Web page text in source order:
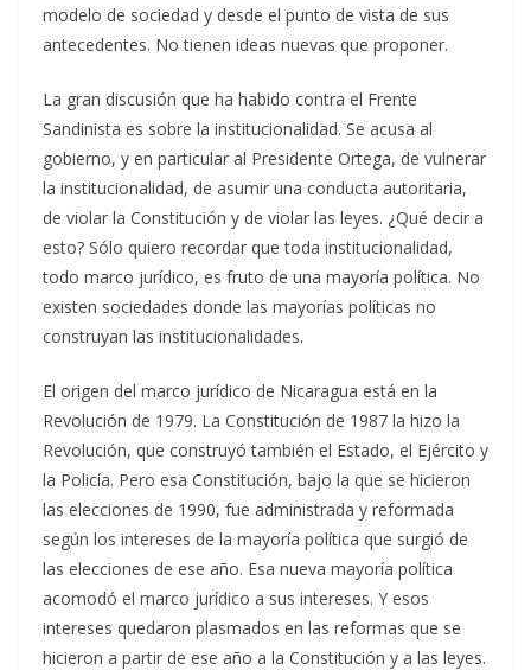
modelo de sociedad y desde el punto de vista de sus
antecedentes. No tienen ideas nuevas que proponer.
La gran discusión que ha habido contra el Frente
Sandinista es sobre la institucionalidad. Se acusa al
gobierno, y en particular al Presidente Ortega, de vulnerar
la institucionalidad, de asumir una conducta autoritaria,
de violar la Constitución y de violar las leyes. ¿Qué decir a
esto? Sólo quiero recordar que toda institucionalidad,
todo marco jurídico, es fruto de una mayoría política. No
existen sociedades donde las mayorías políticas no
construyan las institucionalidades.
El origen del marco jurídico de Nicaragua está en la
Revolución de 1979. La Constitución de 1987 la hizo la
Revolución, que construyó también el Estado, el Ejército y
la Policía. Pero esa Constitución, bajo la que se hicieron
las elecciones de 1990, fue administrada y reformada
según los intereses de la mayoría política que surgió de
las elecciones de ese año. Esa nueva mayoría política
acomodó el marco jurídico a sus intereses. Y esos
intereses quedaron plasmados en las reformas que se
hicieron a partir de ese año a la Constitución y a las leyes.